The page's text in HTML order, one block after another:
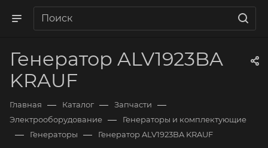
Генератор ALV1923BA
KRAUF
Главная — Каталог — Запчасти —
Электрооборудование — Генераторы и комплектующие
— Генераторы — Генератор ALV1923BA KRAUF